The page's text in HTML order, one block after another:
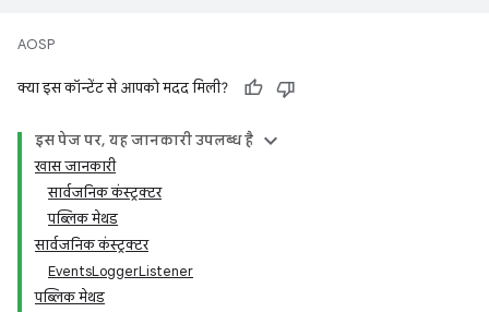
AOSP
क्या इस कॉन्टेंट से आपको मदद मिली?
इस पेज पर, यह जानकारी उपलब्ध है
खास जानकारी
सार्वजनिक कंस्ट्रक्टर
पब्लिक मेथड
सार्वजनिक कंस्ट्रक्टर
EventsLoggerListener
पब्लिक मेथड